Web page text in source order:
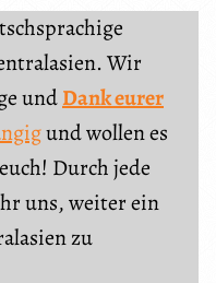
Wir
undDank eurer
und wollen es
Durch jede
uns, weiter ein
zu